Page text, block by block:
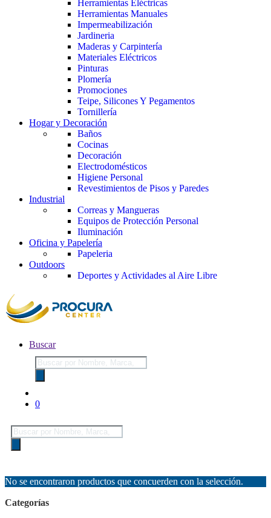
Herramientas Eléctricas
Herramientas Manuales
Impermeabilización
Jardineria
Maderas y Carpintería
Materiales Eléctricos
Pinturas
Plomería
Promociones
Teipe, Silicones Y Pegamentos
Tornillería
Hogar y Decoración
Baños
Cocinas
Decoración
Electrodomésticos
Higiene Personal
Revestimientos de Pisos y Paredes
Industrial
Correas y Mangueras
Equipos de Protección Personal
Iluminación
Oficina y Papelería
Papeleria
Outdoors
Deportes y Actividades al Aire Libre
Buscar
Búsqueda
de
productos
0
Búsqueda
de
productos
No se encontraron productos que concuerden con la selección.
Categorías